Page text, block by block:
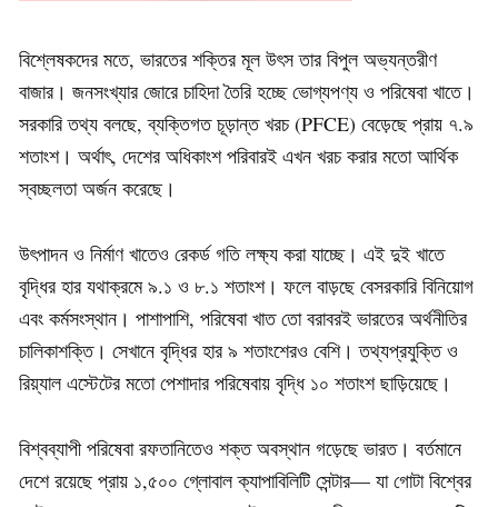
বিশ্লেষকদের মতে, ভারতের শক্তির মূল উৎস তার বিপুল অভ্যন্তরীণ
বাজার। জনসংখ্যার জোরে চাহিদা তৈরি হচ্ছে ভোগ্যপণ্য ও পরিষেবা খাতে।
সরকারি তথ্য বলছে, ব্যক্তিগত চূড়ান্ত খরচ (PFCE) বেড়েছে প্রায় ৭.৯
শতাংশ। অর্থাৎ, দেশের অধিকাংশ পরিবারই এখন খরচ করার মতো আর্থিক
স্বচ্ছলতা অর্জন করেছে।
উৎপাদন ও নির্মাণ খাতেও রেকর্ড গতি লক্ষ্য করা যাচ্ছে। এই দুই খাতে
বৃদ্ধির হার যথাক্রমে ৯.১ ও ৮.১ শতাংশ। ফলে বাড়ছে বেসরকারি বিনিয়োগ
এবং কর্মসংস্থান। পাশাপাশি, পরিষেবা খাত তো বরাবরই ভারতের অর্থনীতির
চালিকাশক্তি। সেখানে বৃদ্ধির হার ৯ শতাংশেরও বেশি। তথ্যপ্রযুক্তি ও
রিয়্যাল এস্টেটের মতো পেশাদার পরিষেবায় বৃদ্ধি ১০ শতাংশ ছাড়িয়েছে।
বিশ্বব্যাপী পরিষেবা রফতানিতেও শক্ত অবস্থান গড়েছে ভারত। বর্তমানে
দেশে রয়েছে প্রায় ১,৫০০ গ্লোবাল ক্যাপাবিলিটি সেন্টার— যা গোটা বিশ্বের